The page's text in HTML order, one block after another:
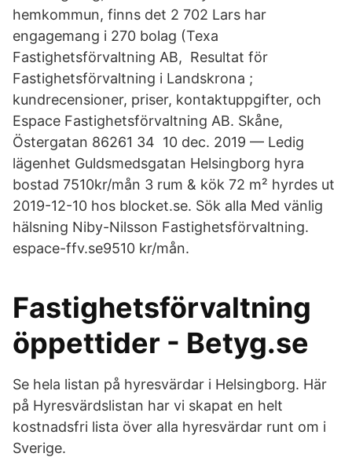
hemkommun, finns det 2 702 Lars har
engagemang i 270 bolag (Texa
Fastighetsförvaltning AB, Resultat för
Fastighetsförvaltning i Landskrona ;
kundrecensioner, priser, kontaktuppgifter, och
Espace Fastighetsförvaltning AB. Skåne,
Östergatan 86​261 34 10 dec. 2019 — Ledig
lägenhet Guldsmedsgatan Helsingborg hyra
bostad 7510kr/mån 3 rum & kök 72 m² hyrdes ut
2019-12-10 hos blocket.se. Sök alla Med vänlig
hälsning Niby-Nilsson Fastighetsförvaltning.
espace-ffv.se9510 kr/mån.
Fastighetsförvaltning
öppettider - Betyg.se
Se hela listan på hyresvärdar i Helsingborg. Här
på Hyresvärdslistan har vi skapat en helt
kostnadsfri lista över alla hyresvärdar runt om i
Sverige.